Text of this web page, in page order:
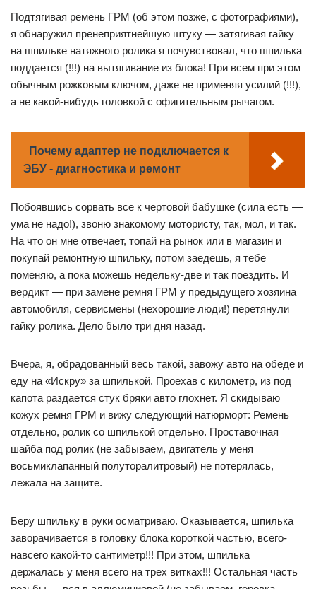
Подтягивая ремень ГРМ (об этом позже, с фотографиями),
я обнаружил пренеприятнейшую штуку — затягивая гайку
на шпильке натяжного ролика я почувствовал, что шпилька
поддается (!!!) на вытягивание из блока! При всем при этом
обычным рожковым ключом, даже не применяя усилий (!!!),
а не какой-нибудь головкой с офигительным рычагом.
Почему адаптер не подключается к
ЭБУ - диагностика и ремонт
Побоявшись сорвать все к чертовой бабушке (сила есть —
ума не надо!), звоню знакомому мотористу, так, мол, и так.
На что он мне отвечает, топай на рынок или в магазин и
покупай ремонтную шпильку, потом заедешь, я тебе
поменяю, а пока можешь недельку-две и так поездить. И
вердикт — при замене ремня ГРМ у предыдущего хозяина
автомобиля, сервисмены (нехорошие люди!) перетянули
гайку ролика. Дело было три дня назад.
Вчера, я, обрадованный весь такой, завожу авто на обеде и
еду на «Искру» за шпилькой. Проехав с километр, из под
капота раздается стук бряки авто глохнет. Я скидываю
кожух ремня ГРМ и вижу следующий натюрморт: Ремень
отдельно, ролик со шпилькой отдельно. Проставочная
шайба под ролик (не забываем, двигатель у меня
восьмиклапанный полуторалитровый) не потерялась,
лежала на защите.
Беру шпильку в руки осматриваю. Оказывается, шпилька
заворачивается в головку блока короткой частью, всего-
навсего какой-то сантиметр!!! При этом, шпилька
держалась у меня всего на трех витках!!! Остальная часть